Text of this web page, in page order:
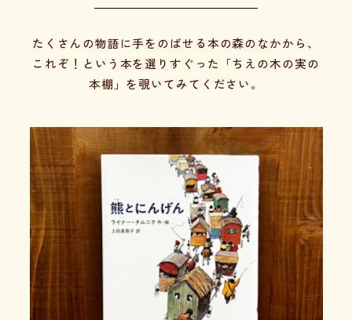
たくさんの物語に手をのばせる本の森のなかから、
これぞ！という本を選りすぐった「ちえの木の実の
本棚」を覗いてみてください。